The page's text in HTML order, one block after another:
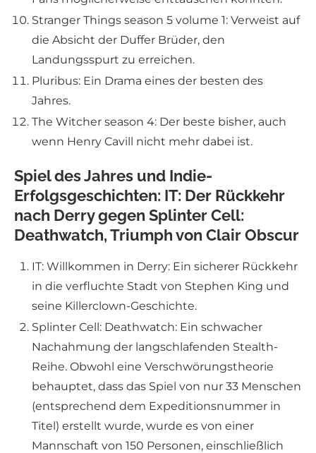
Stranger Things season 5 volume 1: Verweist auf
die Absicht der Duffer Brüder, den
Landungsspurt zu erreichen.
Pluribus: Ein Drama eines der besten des
Jahres.
The Witcher season 4: Der beste bisher, auch
wenn Henry Cavill nicht mehr dabei ist.
Spiel des Jahres und Indie-
Erfolgsgeschichten: IT: Der Rückkehr
nach Derry gegen Splinter Cell:
Deathwatch, Triumph von Clair Obscur
IT: Willkommen in Derry: Ein sicherer Rückkehr
in die verfluchte Stadt von Stephen King und
seine Killerclown-Geschichte.
Splinter Cell: Deathwatch: Ein schwacher
Nachahmung der langschlafenden Stealth-
Reihe. Obwohl eine Verschwörungstheorie
behauptet, dass das Spiel von nur 33 Menschen
(entsprechend dem Expeditionsnummer in
Titel) erstellt wurde, wurde es von einer
Mannschaft von 150 Personen, einschließlich